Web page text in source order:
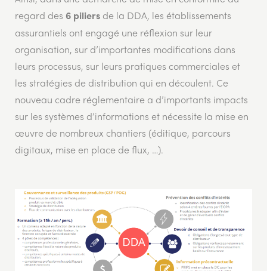
regard des 6 piliers de la DDA, les établissements
assurantiels ont engagé une réflexion sur leur
organisation, sur d’importantes modifications dans
leurs processus, sur leurs pratiques commerciales et
les stratégies de distribution qui en découlent. Ce
nouveau cadre réglementaire a d’importants impacts
sur les systèmes d’informations et nécessite la mise en
œuvre de nombreux chantiers (éditique, parcours
digitaux, mise en place de flux, …).